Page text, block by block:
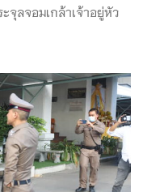
จุลจอมเกล้าเจ้าอยู่หัว